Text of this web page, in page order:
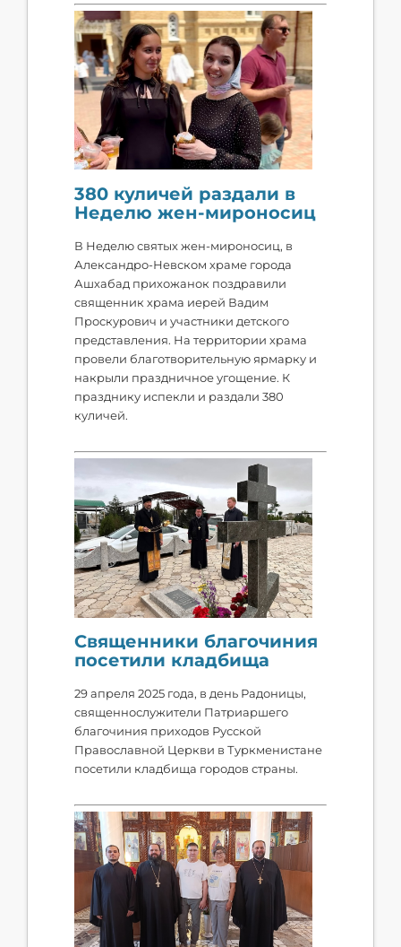
380 куличей раздали в
Неделю жен-мироносиц
В Неделю святых жен-мироносиц, в
Александро-Невском храме города
Ашхабад прихожанок поздравили
священник храма иерей Вадим
Проскурович и участники детского
представления. На территории храма
провели благотворительную ярмарку и
накрыли праздничное угощение. К
празднику испекли и раздали 380
куличей.
Священники благочиния
посетили кладбища
29 апреля 2025 года, в день Радоницы,
священнослужители Патриаршего
благочиния приходов Русской
Православной Церкви в Туркменистане
посетили кладбища городов страны.